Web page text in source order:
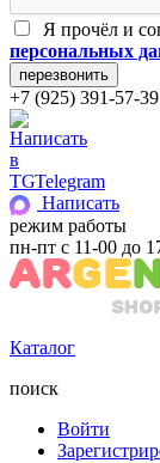
Я прочёл и
персональных
+7 (925) 391-57-39
Telegram
Написать
режим работы
пн-пт с 11-00 до
Каталог
поиск
Войти